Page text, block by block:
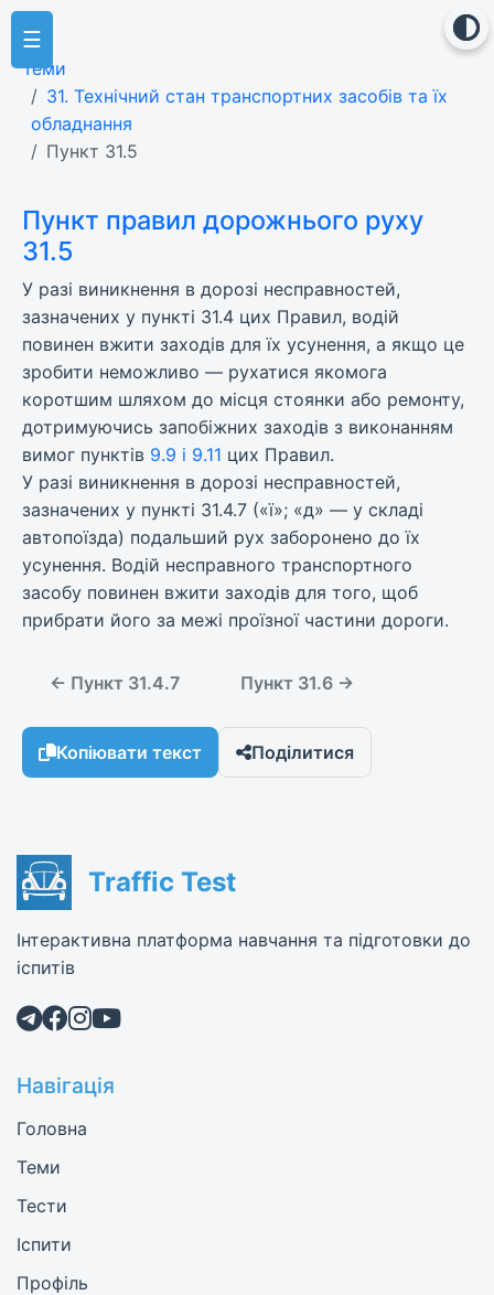
☰
Теми
31. Технічний стан транспортних засобів та їх
обладнання
Пункт 31.5
Пункт правил дорожнього руху
31.5
У разі виникнення в дорозі несправностей,
зазначених у пункті 31.4 цих Правил, водій
повинен вжити заходів для їх усунення, а якщо це
зробити неможливо — рухатися якомога
коротшим шляхом до місця стоянки або ремонту,
дотримуючись запобіжних заходів з виконанням
вимог пунктів 9.9 і 9.11 цих Правил.
У разі виникнення в дорозі несправностей,
зазначених у пункті 31.4.7 («ї»; «д» — у складі
автопоїзда) подальший рух заборонено до їх
усунення. Водій несправного транспортного
засобу повинен вжити заходів для того, щоб
прибрати його за межі проїзної частини дороги.
← Пункт 31.4.7 Пункт 31.6 →
Копіювати текст Поділитися
Traffic Test
Інтерактивна платформа навчання та підготовки до
іспитів
Навігація
Головна
Теми
Тести
Іспити
Профіль